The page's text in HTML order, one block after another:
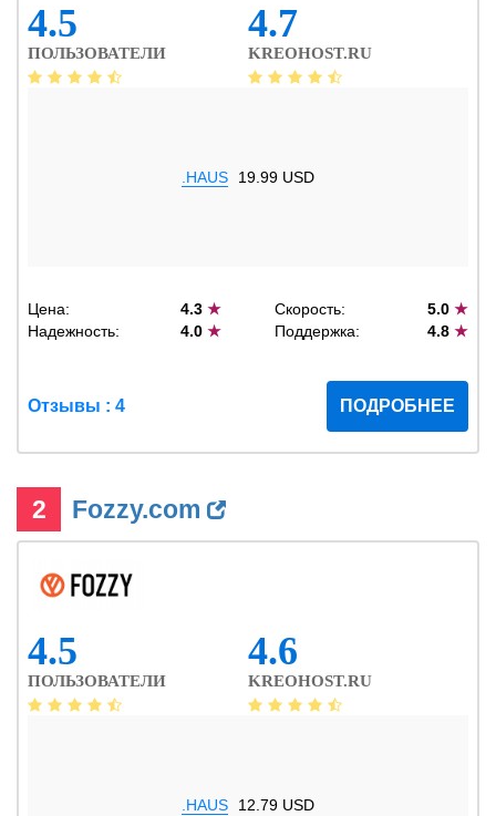
4.5
ПОЛЬЗОВАТЕЛИ
4.7
KREOHOST.RU
.HAUS 19.99 USD
Цена: 4.3★ Скорость: 5.0 ★
Надежность:
4.0★ Поддержка: 4.8 ★
Отзывы : 4 ПОДРОБНЕЕ
2 Fozzy.com
4.5
ПОЛЬЗОВАТЕЛИ
4.6
KREOHOST.RU
.HAUS 12.79 USD